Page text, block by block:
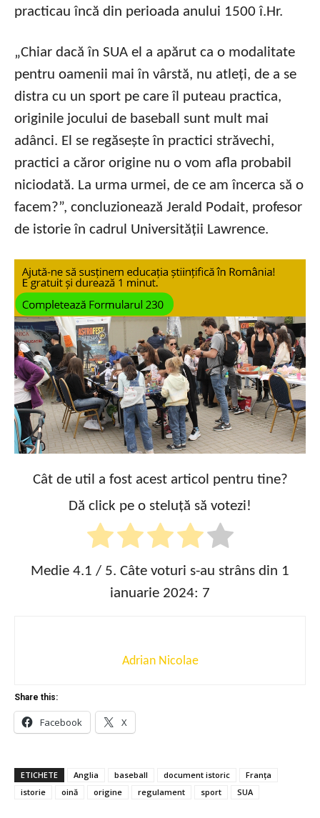
practicau încă din perioada anului 1500 î.Hr.
„Chiar dacă în SUA el a apărut ca o modalitate
pentru oamenii mai în vârstă, nu atleți, de a se
distra cu un sport pe care îl puteau practica,
originile jocului de baseball sunt mult mai
adânci. El se regăsește în practici străvechi,
practici a căror origine nu o vom afla probabil
niciodată. La urma urmei, de ce am încerca să o
facem?”, concluzionează Jerald Podait, profesor
de istorie în cadrul Universității Lawrence.
Cât de util a fost acest articol pentru tine?
Dă click pe o steluță să votezi!
Medie 4.1 / 5. Câte voturi s-au strâns din 1
ianuarie 2024: 7
Adrian Nicolae
Share this:
Facebook X
ETICHETE Anglia baseball document istoric
Franța
istorie
oină origine regulament sport SUA